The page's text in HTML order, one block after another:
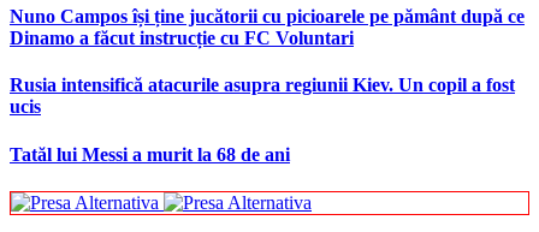
Nuno Campos își ține jucătorii cu picioarele pe pământ după ce
Dinamo a făcut instrucție cu FC Voluntari
Rusia intensifică atacurile asupra regiunii Kiev. Un copil a fost
ucis
Tatăl lui Messi a murit la 68 de ani